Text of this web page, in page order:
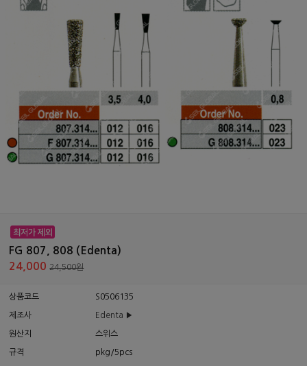
FG 807, 808 (Edenta)
24,00024,500원
상품코드 S0506135
제조사 Edenta ▶
원산지 스위스
규격 pkg/5pcs